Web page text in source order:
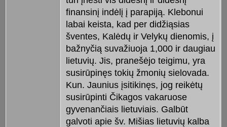
finansinį indėlį į parapiją. Klebonui
labai keista, kad per didžiąsias
šventes, Kalėdų ir Velykų dienomis, į
bažnyčią suvažiuoja 1,000 ir daugiau
lietuvių. Jis, pranešėjo teigimu, yra
susirūpinęs tokių žmonių sielovada.
Kun. Jaunius įsitikinęs, jog reikėtų
susirūpinti Čikagos vakaruose
gyvenančiais lietuviais. Galbūt
galvoti apie šv. Mišias lietuvių kalba